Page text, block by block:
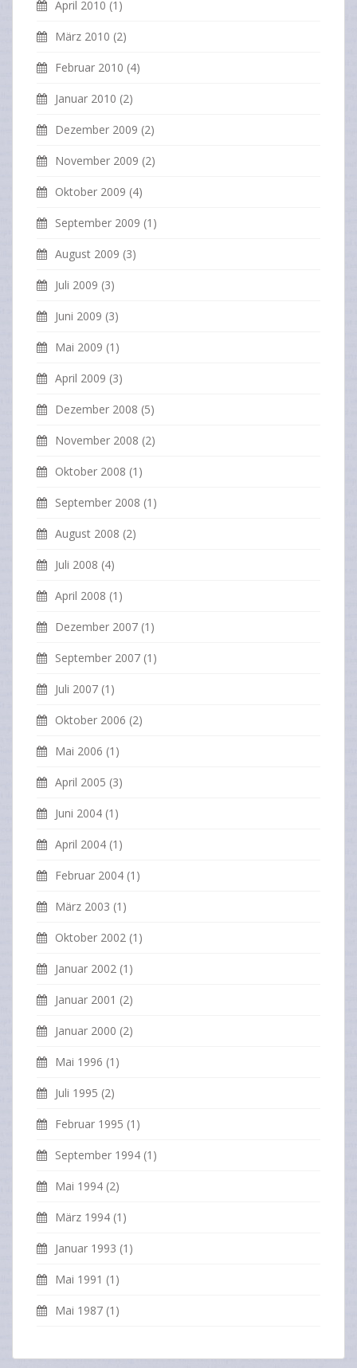
April 2010 (1)
März 2010 (2)
Februar 2010 (4)
Januar 2010 (2)
Dezember 2009 (2)
November 2009 (2)
Oktober 2009 (4)
September 2009 (1)
August 2009 (3)
Juli 2009 (3)
Juni 2009 (3)
Mai 2009 (1)
April 2009 (3)
Dezember 2008 (5)
November 2008 (2)
Oktober 2008 (1)
September 2008 (1)
August 2008 (2)
Juli 2008 (4)
April 2008 (1)
Dezember 2007 (1)
September 2007 (1)
Juli 2007 (1)
Oktober 2006 (2)
Mai 2006 (1)
April 2005 (3)
Juni 2004 (1)
April 2004 (1)
Februar 2004 (1)
März 2003 (1)
Oktober 2002 (1)
Januar 2002 (1)
Januar 2001 (2)
Januar 2000 (2)
Mai 1996 (1)
Juli 1995 (2)
Februar 1995 (1)
September 1994 (1)
Mai 1994 (2)
März 1994 (1)
Januar 1993 (1)
Mai 1991 (1)
Mai 1987 (1)